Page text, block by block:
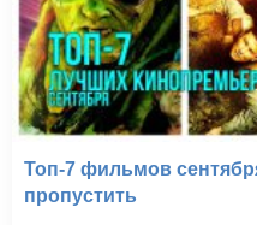
Топ-7 фильмов
пропустить